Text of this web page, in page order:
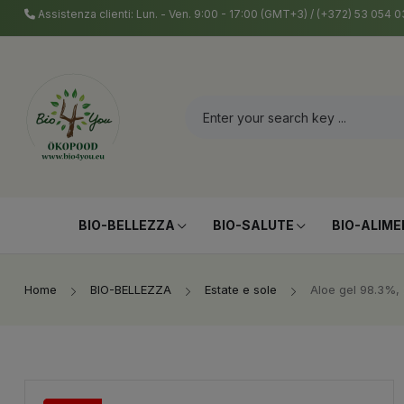
Assistenza clienti: Lun. - Ven. 9:00 - 17:00 (GMT+3) / (+372) 53 054
BIO-BELLEZZA BIO-SALUTE BIO-
Home BIO-BELLEZZA Estate e sole Aloe gel 98.3%,